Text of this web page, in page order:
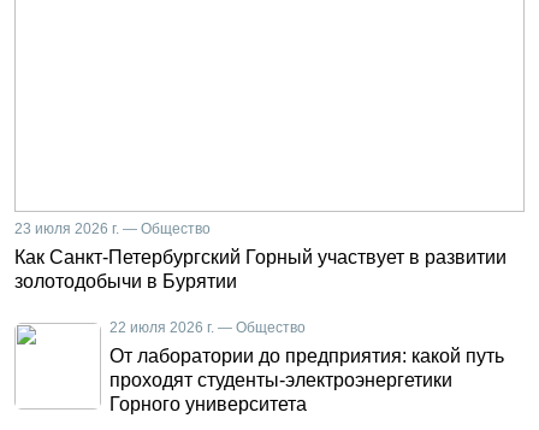
23 июля 2026 г. — Общество
Как Санкт-Петербургский Горный участвует в развитии
золотодобычи в Бурятии
22 июля 2026 г. — Общество
От лаборатории до предприятия: какой путь
проходят студенты-электроэнергетики
Горного университета